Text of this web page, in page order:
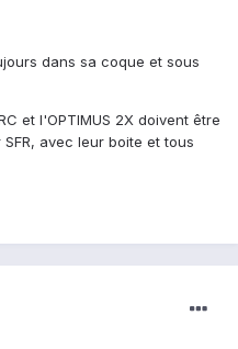
dans sa coque et sous
et l'OPTIMUS 2X doivent être
avec leur boite et tous